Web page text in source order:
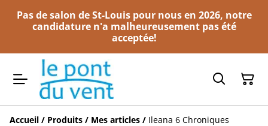
Pas de salon de St-Louis pour nous en 2026, notre
candidature n'a malheureusement pas été
acceptée!
Accueil / Produits / Mes articles / Ileana 6 Chroniques